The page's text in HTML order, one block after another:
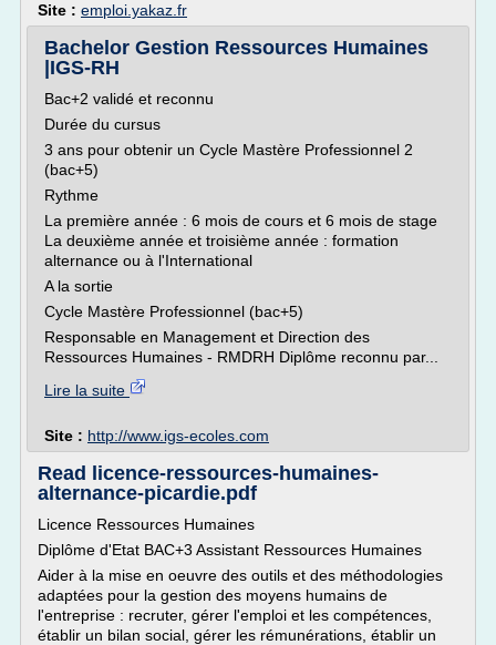
Site : emploi.yakaz.fr
Bachelor Gestion Ressources Humaines
|IGS-RH
Bac+2 validé et reconnu
Durée du cursus
3 ans pour obtenir un Cycle Mastère Professionnel 2
(bac+5)
Rythme
La première année : 6 mois de cours et 6 mois de stage
La deuxième année et troisième année : formation
alternance ou à l'International
A la sortie
Cycle Mastère Professionnel (bac+5)
Responsable en Management et Direction des
Ressources Humaines - RMDRH Diplôme reconnu par...
Lire la suite
Site : http://www.igs-ecoles.com
Read licence-ressources-humaines-
alternance-picardie.pdf
Licence Ressources Humaines
Diplôme d'Etat BAC+3 Assistant Ressources Humaines
Aider à la mise en oeuvre des outils et des méthodologies
adaptées pour la gestion des moyens humains de
l'entreprise : recruter, gérer l'emploi et les compétences,
établir un bilan social, gérer les rémunérations, établir un